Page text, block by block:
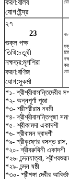
করণ:বালব
যোগ:ইন্দ্র
২৭
23
শুক্ল পক্ষ
তিথি:চতুর্থী
নক্ষত্র:মৃগশিরা
করণ:বণিজ
যোগ:সুকর্মা
২৮
*১- শ্রীশ্রীবাসন্তিদেবীর
*২- অন্নপূর্ণা পূজা
*৩- শ্রীশ্রীরাম নবমী
*৪- শ্রীশ্রীবাসন্তিপূজা
*৫- শ্রীকামদা একাদশী
*৬- শ্রীবামন দ্বাদশী
*৯- শ্রীকৃষ্ণের বসন্ত রাস,
*২০- শ্রীবরুথিনী একাদশী
*২৬- চন্দনযাত্রা,
*২৯- চন্দন ষষ্ঠী
*৩০- শ্রীগঙ্গা দেবীর